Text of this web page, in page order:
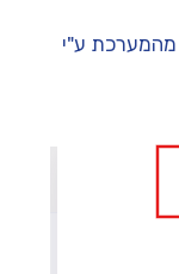
מהמערכת ע"י